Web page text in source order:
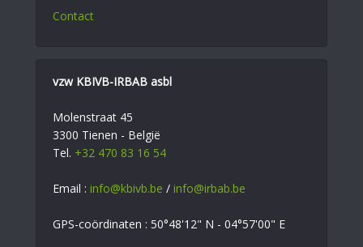
Contact
vzw KBIVB-IRBAB asbl
Molenstraat 45
3300 Tienen - België
Tel. +32 470 83 16 54
Email : info@kbivb.be / info@irbab.be
GPS-coördinaten : 50°48'12" N - 04°57'00" E